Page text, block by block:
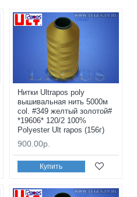
Нитки Ultrapos poly
вышивальная нить 5000м
col. #349 желтый золотой#
*19606* 120/2 100%
Polyester Ult rapos (156г)
900.00р.
Купить